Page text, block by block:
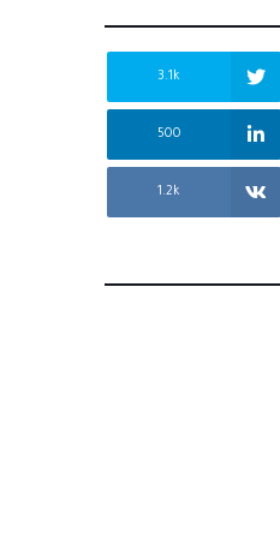
3.1k
500
1.2k